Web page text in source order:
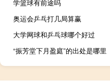
学篮球有前途吗
奥运会乒乓打几局算赢
大学网球和乒乓球哪个好过
“振芳堂下月盈庭”的出处是哪里